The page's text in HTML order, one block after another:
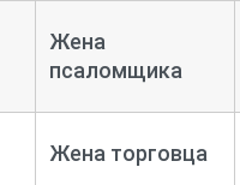
Жена
псаломщика
Жена торговца